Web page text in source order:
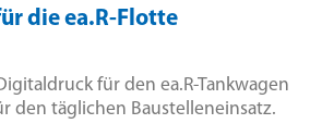
die ea.R-Flotte
für den ea.R-Tankwagen
den täglichen Baustelleneinsatz.